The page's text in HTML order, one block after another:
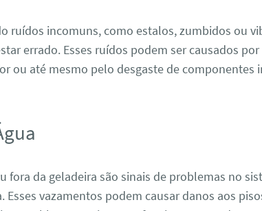
ruídos incomuns, como estalos, zumbidos ou
errado. Esses ruídos podem ser causados por
ou até mesmo pelo desgaste de componentes
fora da geladeira são sinais de problemas no
vazamentos podem causar danos aos